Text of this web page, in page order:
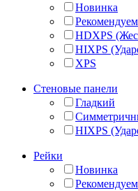
Новинка
Рекомендуем
HDXPS
HIXPS
XPS
Стеновые панели
Гладкий
HIXPS
Рейки
Новинка
Рекомендуем